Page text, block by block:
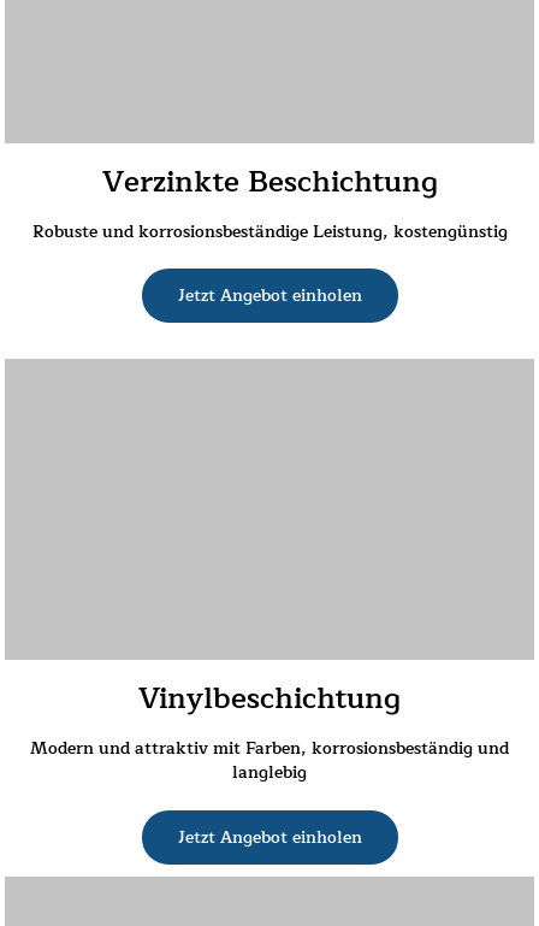
Verzinkte Beschichtung
Robuste und korrosionsbeständige Leistung, kostengünstig
Jetzt Angebot einholen
Vinylbeschichtung
Modern und attraktiv mit Farben, korrosionsbeständig und
langlebig
Jetzt Angebot einholen